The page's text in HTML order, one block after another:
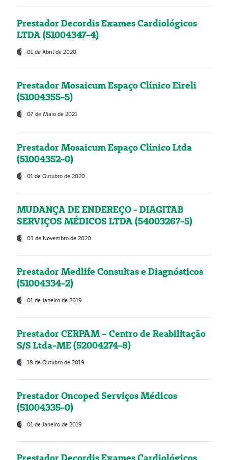
Prestador Decordis Exames Cardiológicos
LTDA (51004347-4)
01 de Abril de 2020
Prestador Mosaicum Espaço Clínico Eireli
(51004355-5)
07 de Maio de 2021
Prestador Mosaicum Espaço Clínico Ltda
(51004352-0)
01 de Outubro de 2020
MUDANÇA DE ENDEREÇO - DIAGITAB
SERVIÇOS MÉDICOS LTDA (54003267-5)
03 de Novembro de 2020
Prestador Medlife Consultas e Diagnósticos
(51004334-2)
01 de Janeiro de 2019
Prestador CERPAM – Centro de Reabilitação
S/S Ltda-ME (52004274-8)
18 de Outubro de 2019
Prestador Oncoped Serviços Médicos
(51004335-0)
01 de Janeiro de 2019
Prestador Decordis Exames Cardiológicos